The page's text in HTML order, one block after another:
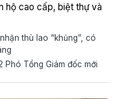
hộ cao cấp, biệt thự và
thù lao “khủng”, có
Phó Tổng Giám đốc mới